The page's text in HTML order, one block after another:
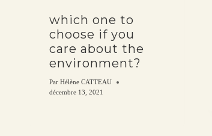
which one to
choose if you
care about the
environment?
Par Hélène CATTEAU
décembre 13, 2021